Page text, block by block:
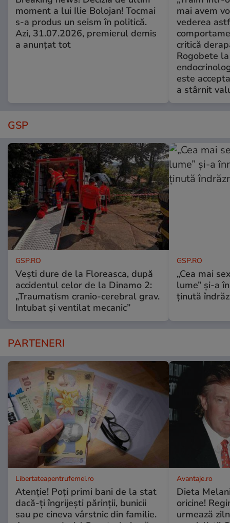
moment a lui Ilie Bolojan! Tocmai
s-a produs un seism în politică.
Azi, 31.07.2026, premierul demis
a anunțat tot
mai avem
vederea
critică
Rogobete
este
a stârnit
GSP
GSP.RO
Vești dure de la Floreasca, după
accidentul celor de la Dinamo 2:
„Traumatism cranio-cerebral grav.
Intubat și ventilat mecanic”
GSP.RO
„Cea mai
lume” și-a
ținută
PARTENERI
Libertateapentrufemei.ro
Atenție! Poți primi bani de la stat
dacă-ți îngrijești părinții, bunicii
sau pe cineva vârstnic din familie.
Avantaje.ro
Dieta
oricine!
urmează